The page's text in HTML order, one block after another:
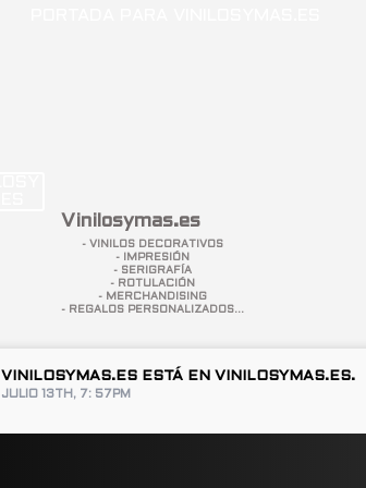
Vinilosymas.es
- VINILOS DECORATIVOS
- IMPRESIÓN
- SERIGRAFÍA
- ROTULACIÓN
- MERCHANDISING
- REGALOS PERSONALIZADOS...
VINILOSYMAS.ES ESTÁ EN VINILOSYMAS.ES.
JULIO 13TH, 7: 57PM